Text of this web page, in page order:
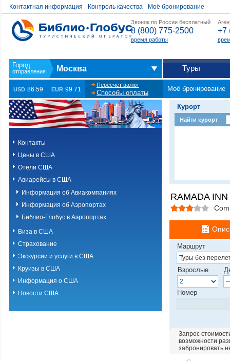
Контактная информация Контроль качества Моё бронирование
Звонок по России бесплатный
8 (800) 775-2500
время работы
+7
Москва Туры
USD 86.59 EUR 99.71
Пересчет валют
Способы оплаты
Моё бронирование
Контакты
Цены в США
Отели США
Авиарейсы в США
Информация об Авиакомпаниях
Информация об Аэропортах
Библио-Глобус в Аэропортах
Виза в США
Страхование
Экскурсии и услуги в США
Круизы в США
Информация о США
Новости США
Курорт
Найти курорт
RAMADA INN
Маршрут
Взрослые
Номер
Запрос
возможности
забронировать